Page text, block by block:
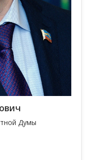
Думы